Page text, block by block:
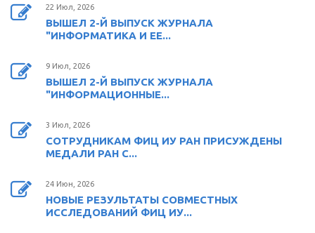
22 Июл, 2026
ВЫШЕЛ 2-Й ВЫПУСК ЖУРНАЛА
"ИНФОРМАТИКА И ЕЕ...
9 Июл, 2026
ВЫШЕЛ 2-Й ВЫПУСК ЖУРНАЛА
"ИНФОРМАЦИОННЫЕ...
3 Июл, 2026
СОТРУДНИКАМ ФИЦ ИУ РАН ПРИСУЖДЕНЫ
МЕДАЛИ РАН С...
24 Июн, 2026
НОВЫЕ РЕЗУЛЬТАТЫ СОВМЕСТНЫХ
ИССЛЕДОВАНИЙ ФИЦ ИУ...